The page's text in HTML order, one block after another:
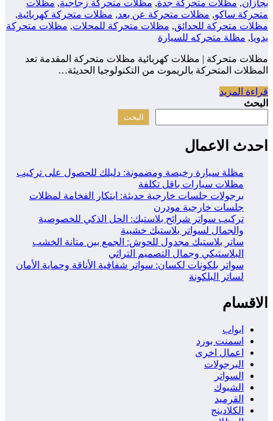
بجازان, مظلات متحركة جدة, مظلات متحركة زجاجية, مظلات
متحركة ساكو, مظلات متحركة عن بعد, مظلات متحركة كهربائية,
مظلات متحركة للحدائق, مظلات متحركة للمحلات, مظلات متحركة
يدويا, مظلة متحركه للسيارة
مظلات متحركة | مظلات كهربائية مظلات متحركة المقدمة تعد
المظلات المتحركة بالريموت من التكنولوجيا الحديثة…
قراءة المزيد
البحث
البحث
احدث الاعمال
مظلة سيارة رخيصة ومضمونة: دليلك للحصول على تركيب
مظلات سيارات باقل تكلفة
برجولات جلسات خارجية حديثة: ابتكار الفخامة لمظلات
جلسات خارجية مودرن
تركيب سواتر شرائح بلاستيك: الحل الذكي للخصوصية
والجمال لسواتر بلاستيك خشبية
ساتر بلاستيك مجدول للحوش: الجمع بين متانة الخشب
البلاستيكي وجمال التصميم التراثي
سواتر بلكونات لكسان: سواتر شفافية الأناقة وحماية الأمان
لساتر البلكونة
الاقسام
ابواب
اسمنت بورد
اعمال اخرى
البرجولات
السواتر
الشبوك
القرميد
الكلادينج